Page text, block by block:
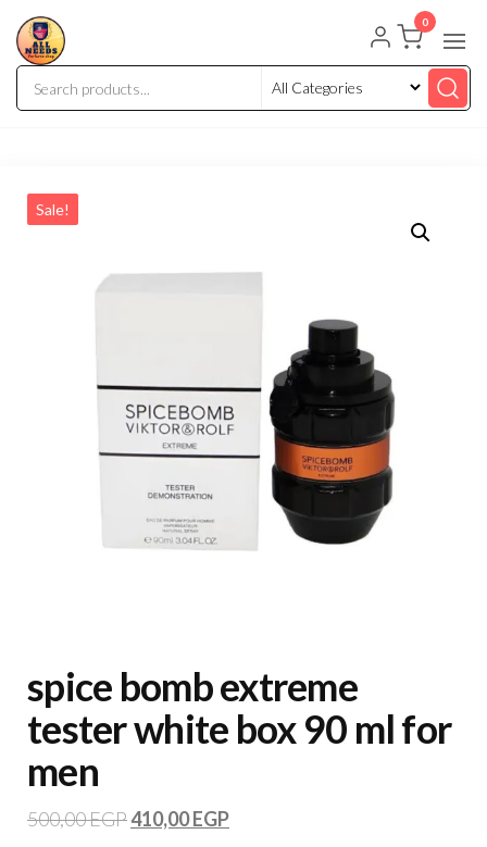
0
Sale!
spice bomb extreme
tester white box 90 ml for
men
500,00EGP410,00EGP